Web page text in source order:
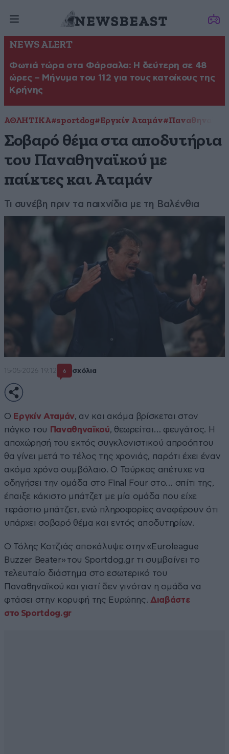
NEWS ALERT
Φωτιά τώρα στα Φάρσαλα: Η δεύτερη σε 48
ώρες – Μήνυμα του 112 για τους κατοίκους της
Κρήνης
ΑΘΛΗΤΙΚΑ#sportdog#Εργκίν Αταμάν
Σοβαρό θέμα στα αποδυτήρια
του Παναθηναϊκού με
παίκτες και Αταμάν
Τι συνέβη πριν τα παιχνίδια με τη Βαλένθια
15·05·2026 19:12 6 σχόλια
Ο Εργκίν Αταμάν, αν και ακόμα βρίσκεται στον
πάγκο του Παναθηναϊκού, θεωρείται… φευγάτος. Η
αποχώρησή του εκτός συγκλονιστικού απροόπτου
θα γίνει μετά το τέλος της χρονιάς, παρότι έχει έναν
ακόμα χρόνο συμβόλαιο. Ο Τούρκος απέτυχε να
οδηγήσει την ομάδα στο Final Four στο… σπίτι της,
έπαιξε κάκιστο μπάτζετ με μία ομάδα που είχε
τεράστιο μπάτζετ, ενώ πληροφορίες αναφέρουν ότι
υπάρχει σοβαρό θέμα και εντός αποδυτηρίων.
Ο Τόλης Κοτζιάς αποκάλυψε στην «Euroleague
Buzzer Beater» του Sportdog.gr τι συμβαίνει το
τελευταίο διάστημα στο εσωτερικό του
Παναθηναϊκού και γιατί δεν γινόταν η ομάδα να
φτάσει στην κορυφή της Ευρώπης. Διαβάστε
στο Sportdog.gr